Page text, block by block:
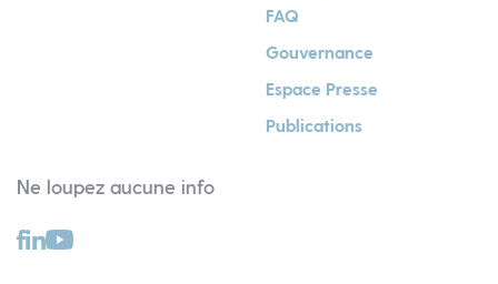
FAQ
Gouvernance
Espace Presse
Publications
Ne loupez aucune info